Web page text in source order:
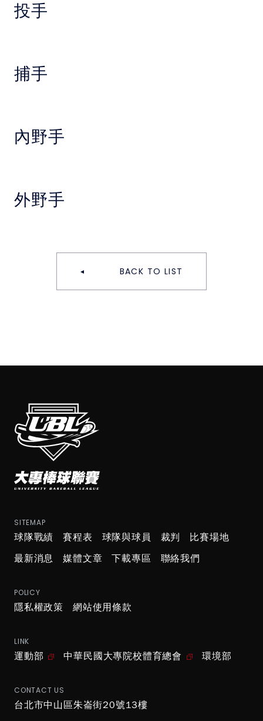
投手
捕手
內野手
外野手
BACK TO LIST
SITEMAP
球隊戰績 賽程表 球隊與球員 裁判
比賽場地
最新消息
媒體文章 下載專區 聯絡我們
POLICY
隱私權政策 網站使用條款
LINK
運動部 中華民國大專院校體育總會 環境部
CONTACT US
台北市中山區朱崙街20號13樓